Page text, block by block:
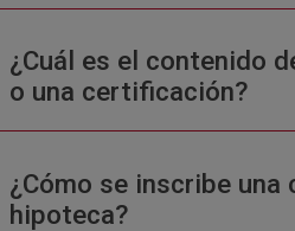
¿Cuál es el contenido
o una certificación?
¿Cómo se inscribe una
hipoteca?